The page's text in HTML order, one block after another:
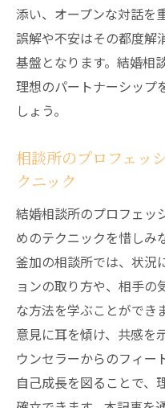
添い、オープンな対話を
誤解や不安はその都度解
基盤となります。結婚相
理想のパートナーシップ
しょう。
相談所のプロフェッ
クニック
結婚相談所のプロフェッ
めのテクニックを惜しみ
釜加の相談所では、状況
ョンの取り方や、相手の
な方法を学ぶことができ
意見に耳を傾け、共感を
ウンセラーからのフィー
自己成長を図ることで、